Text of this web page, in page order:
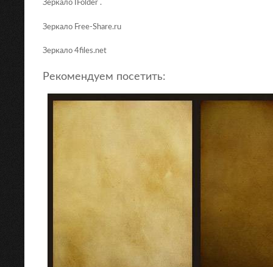
Зеркало IFolder .
Зеркало Free-Share.ru
Зеркало 4files.net
Рекомендуем посетить: